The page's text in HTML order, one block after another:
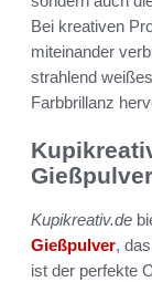
Bei kreativen
miteinander
strahlend
Farbbrillanz
Gießpulver
Kupikreativ.de
Gießpulver,
ist der perfekte